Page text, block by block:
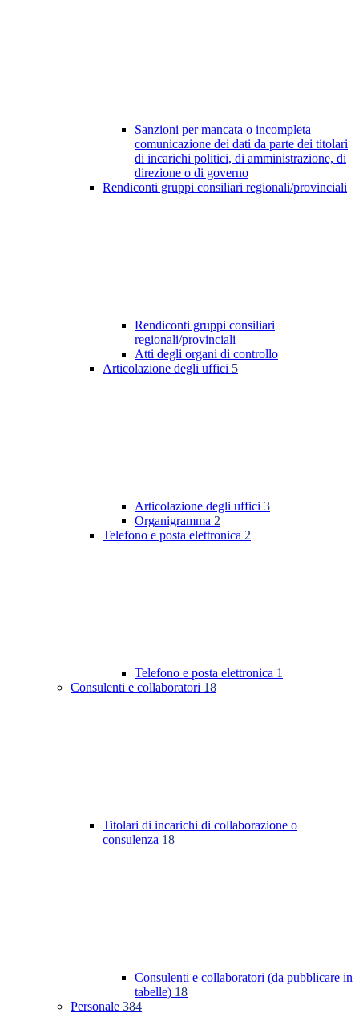
Sanzioni per mancata o incompleta
comunicazione dei dati da parte dei titolari
di incarichi politici, di amministrazione, di
direzione o di governo
Rendiconti gruppi consiliari regionali/provinciali
Rendiconti gruppi consiliari
regionali/provinciali
Atti degli organi di controllo
Articolazione degli uffici 5
Articolazione degli uffici 3
Organigramma 2
Telefono e posta elettronica 2
Telefono e posta elettronica 1
Consulenti e collaboratori 18
Titolari di incarichi di collaborazione o
consulenza 18
Consulenti e collaboratori (da pubblicare in
tabelle) 18
Personale 384